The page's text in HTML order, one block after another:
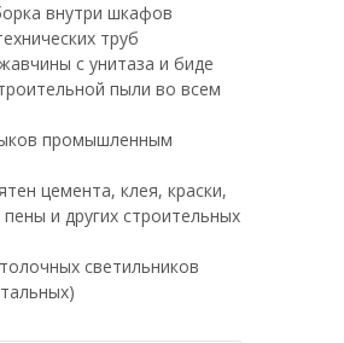
внутри шкафов
труб
с унитаза и биде
пыли во всем
промышленным
цемента, клея, краски,
и других строительных
светильников